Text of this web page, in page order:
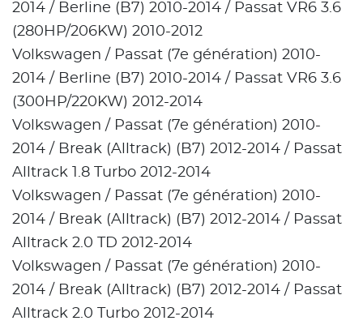
2014 / Berline (B7) 2010-2014 / Passat VR6 3.6
(280HP/206KW) 2010-2012
Volkswagen / Passat (7e génération) 2010-
2014 / Berline (B7) 2010-2014 / Passat VR6 3.6
(300HP/220KW) 2012-2014
Volkswagen / Passat (7e génération) 2010-
2014 / Break (Alltrack) (B7) 2012-2014 / Passat
Alltrack 1.8 Turbo 2012-2014
Volkswagen / Passat (7e génération) 2010-
2014 / Break (Alltrack) (B7) 2012-2014 / Passat
Alltrack 2.0 TD 2012-2014
Volkswagen / Passat (7e génération) 2010-
2014 / Break (Alltrack) (B7) 2012-2014 / Passat
Alltrack 2.0 Turbo 2012-2014